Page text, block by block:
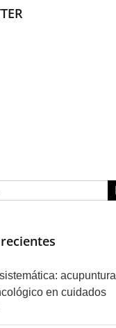
acupuntura
en cuidados